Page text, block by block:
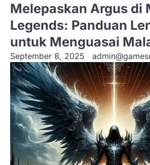
Melepaskan Argus di
Legends: Panduan
untuk Menguasai
September 8, 2025